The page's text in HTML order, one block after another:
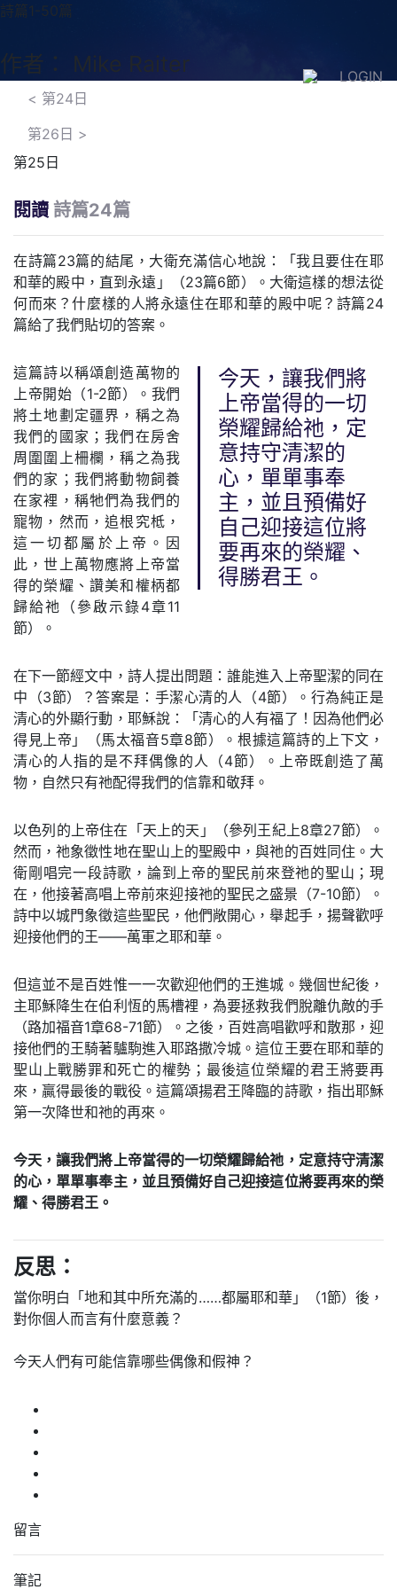
LOGIN
詩篇1-50篇
作者： Mike Raiter
< 第24日
第26日 >
第25日
閱讀 詩篇24篇
在詩篇23篇的結尾，大衛充滿信心地說：「我且要住在耶
和華的殿中，直到永遠」（23篇6節）。大衛這樣的想法從
何而來？什麼樣的人將永遠住在耶和華的殿中呢？詩篇24
篇給了我們貼切的答案。
今天，讓我們將
上帝當得的一切
榮耀歸給祂，定
意持守清潔的
心，單單事奉
主，並且預備好
自己迎接這位將
要再來的榮耀、
得勝君王。
這篇詩以稱頌創造萬物的
上帝開始（1-2節）。我們
將土地劃定疆界，稱之為
我們的國家；我們在房舍
周圍圍上柵欄，稱之為我
們的家；我們將動物飼養
在家裡，稱牠們為我們的
寵物，然而，追根究柢，
這一切都屬於上帝。因
此，世上萬物應將上帝當
得的榮耀、讚美和權柄都
歸給祂（參啟示錄4章11
節）。
在下一節經文中，詩人提出問題：誰能進入上帝聖潔的同在
中（3節）？答案是：手潔心清的人（4節）。行為純正是
清心的外顯行動，耶穌說：「清心的人有福了！因為他們必
得見上帝」（馬太福音5章8節）。根據這篇詩的上下文，
清心的人指的是不拜偶像的人（4節）。上帝既創造了萬
物，自然只有祂配得我們的信靠和敬拜。
以色列的上帝住在「天上的天」（參列王紀上8章27節）。
然而，祂象徵性地在聖山上的聖殿中，與祂的百姓同住。大
衛剛唱完一段詩歌，論到上帝的聖民前來登祂的聖山；現
在，他接著高唱上帝前來迎接祂的聖民之盛景（7-10節）。
詩中以城門象徵這些聖民，他們敞開心，舉起手，揚聲歡呼
迎接他們的王——萬軍之耶和華。
但這並不是百姓惟一一次歡迎他們的王進城。幾個世紀後，
主耶穌降生在伯利恆的馬槽裡，為要拯救我們脫離仇敵的手
（路加福音1章68-71節）。之後，百姓高唱歡呼和散那，迎
接他們的王騎著驢駒進入耶路撒冷城。這位王要在耶和華的
聖山上戰勝罪和死亡的權勢；最後這位榮耀的君王將要再
來，贏得最後的戰役。這篇頌揚君王降臨的詩歌，指出耶穌
第一次降世和祂的再來。
今天，讓我們將上帝當得的一切榮耀歸給祂，定意持守清潔
的心，單單事奉主，並且預備好自己迎接這位將要再來的榮
耀、得勝君王。
反思：
當你明白「地和其中所充滿的……都屬耶和華」（1節）後，
對你個人而言有什麼意義？
今天人們有可能信靠哪些偶像和假神？
留言
筆記